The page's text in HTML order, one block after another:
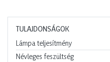
TULAJDONSÁGOK
Lámpa teljesítmény
Névleges feszültség